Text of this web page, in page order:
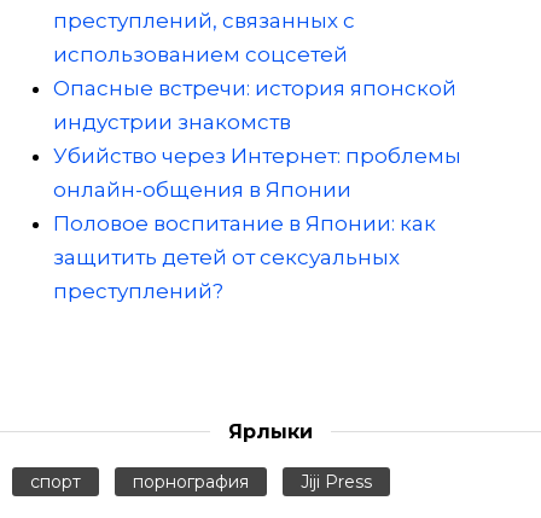
преступлений, связанных с
использованием соцсетей
Опасные встречи: история японской
индустрии знакомств
Убийство через Интернет: проблемы
онлайн-общения в Японии
Половое воспитание в Японии: как
защитить детей от сексуальных
преступлений?
Ярлыки
спорт порнография Jiji Press